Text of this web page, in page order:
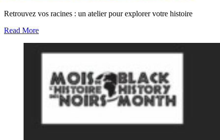
Retrouvez vos racines : un atelier pour explorer votre histoire
Read More